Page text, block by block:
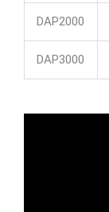
DAP2000
DAP3000